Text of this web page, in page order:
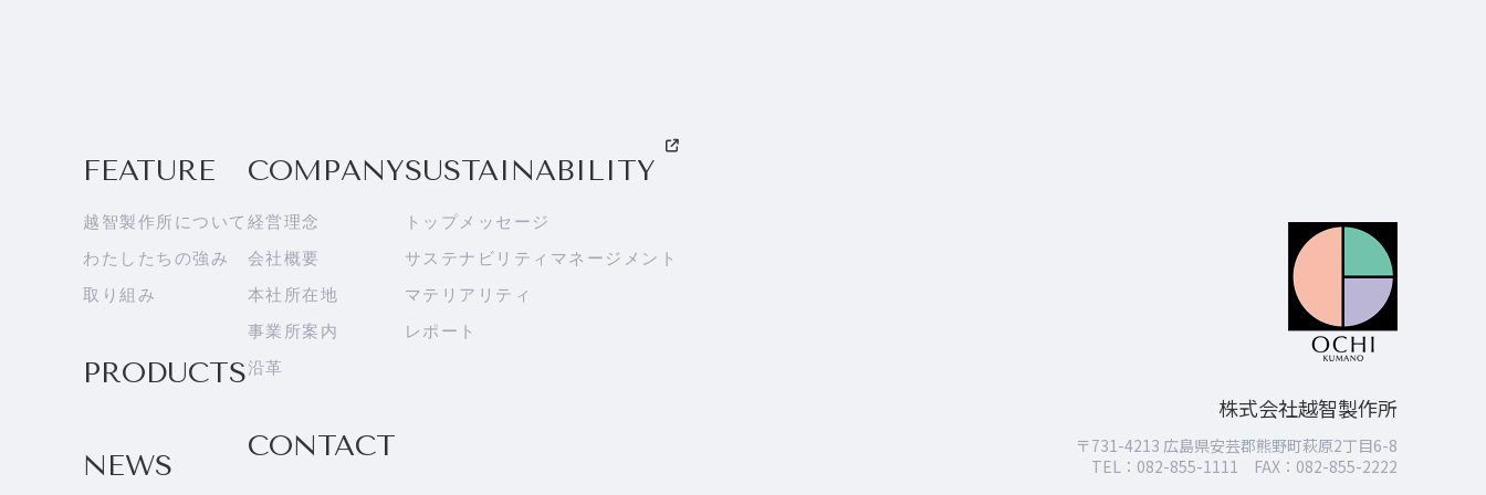
FEATURE
越智製作所について
わたしたちの強み
取り組み
PRODUCTS
NEWS
COMPANY
経営理念
会社概要
本社所在地
事業所案内
沿革
CONTACT
SUSTAINABILITY
トップメッセージ
サステナビリティマネージメント
マテリアリティ
レポート
株式会社越智製作所
〒731-4213 広島県安芸郡熊野町萩原2丁目6-8
TEL：082-855-1111
FAX：082-855-2222